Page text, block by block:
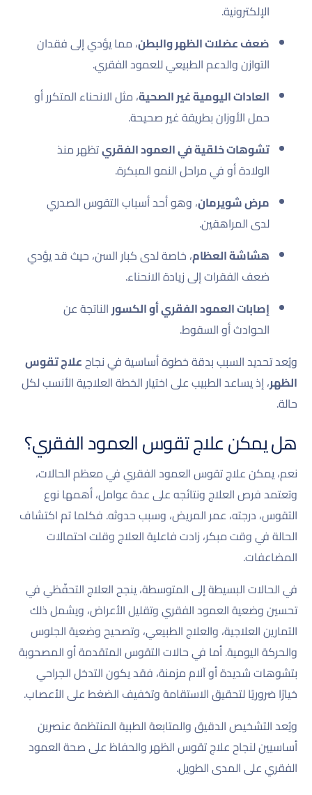
الإلكترونية.
ضعف عضلات الظهر والبطن، مما يؤدي إلى فقدان
التوازن والدعم الطبيعي للعمود الفقري.
العادات اليومية غير الصحية، مثل الانحناء المتكرر أو
حمل الأوزان بطريقة غير صحيحة.
تشوهات خلقية في العمود الفقريتظهر منذ
الولادة أو في مراحل النمو المبكرة.
مرض شويرمان، وهو أحد أسباب التقوس الصدري
لدى المراهقين.
هشاشة العظام، خاصة لدى كبار السن، حيث قد يؤدي
ضعف الفقرات إلى زيادة الانحناء.
إصابات العمود الفقري أو الكسور الناتجة عن
الحوادث أو السقوط.
ويُعد تحديد السبب بدقة خطوة أساسية في نجاحعلاج تقوس
الظهر، إذ يساعد الطبيب على اختيار الخطة العلاجية الأنسب لكل
حالة.
هل يمكن علاج تقوس العمود الفقري؟
نعم، يمكن علاج تقوس العمود الفقري في معظم الحالات،
وتعتمد فرص العلاج ونتائجه على عدة عوامل، أهمها نوع
التقوس، درجته، عمر المريض، وسبب حدوثه. فكلما تم اكتشاف
الحالة في وقت مبكر، زادت فاعلية العلاج وقلت احتمالات
المضاعفات.
في الحالات البسيطة إلى المتوسطة، ينجح العلاج التحفّظي في
تحسين وضعية العمود الفقري وتقليل الأعراض، ويشمل ذلك
التمارين العلاجية، والعلاج الطبيعي، وتصحيح وضعية الجلوس
والحركة اليومية. أما في حالات التقوس المتقدمة أو المصحوبة
بتشوهات شديدة أو آلام مزمنة، فقد يكون التدخل الجراحي
خيارًا ضروريًا لتحقيق الاستقامة وتخفيف الضغط على الأعصاب.
ويُعد التشخيص الدقيق والمتابعة الطبية المنتظمة عنصرين
أساسيين لنجاح علاج تقوس الظهر والحفاظ على صحة العمود
الفقري على المدى الطويل.